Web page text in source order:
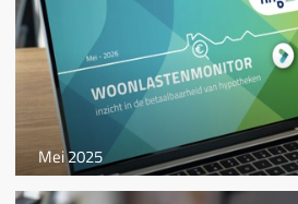
Mei 2025